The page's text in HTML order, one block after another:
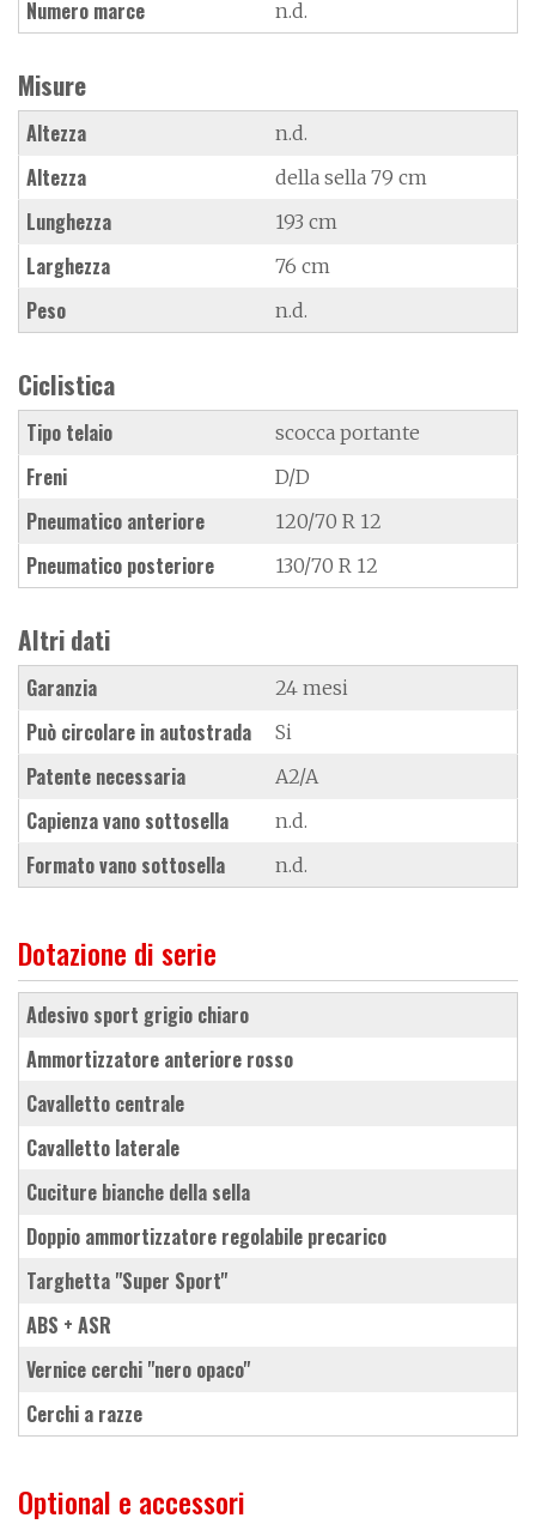
Numero marce n.d.
Misure
Altezza n.d.
Altezza della sella 79 cm
Lunghezza 193 cm
Larghezza 76 cm
Peso n.d.
Ciclistica
Tipo telaio scocca portante
Freni D/D
Pneumatico anteriore 120/70 R 12
Pneumatico posteriore 130/70 R 12
Altri dati
Garanzia 24 mesi
Può circolare in autostrada Si
Patente necessaria A2/A
Capienza vano sottosella n.d.
Formato vano sottosella n.d.
Dotazione di serie
adesivo sport grigio chiaro
ammortizzatore anteriore rosso
cavalletto centrale
cavalletto laterale
cuciture bianche della sella
doppio ammortizzatore regolabile precarico
targhetta "Super Sport"
ABS + ASR
vernice cerchi "nero opaco"
cerchi a razze
Optional e accessori